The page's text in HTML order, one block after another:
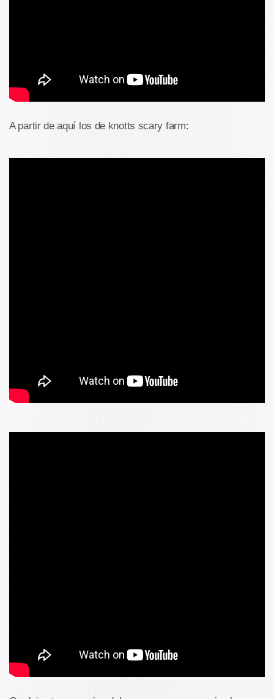
A partir de aquí los de knotts scary farm: